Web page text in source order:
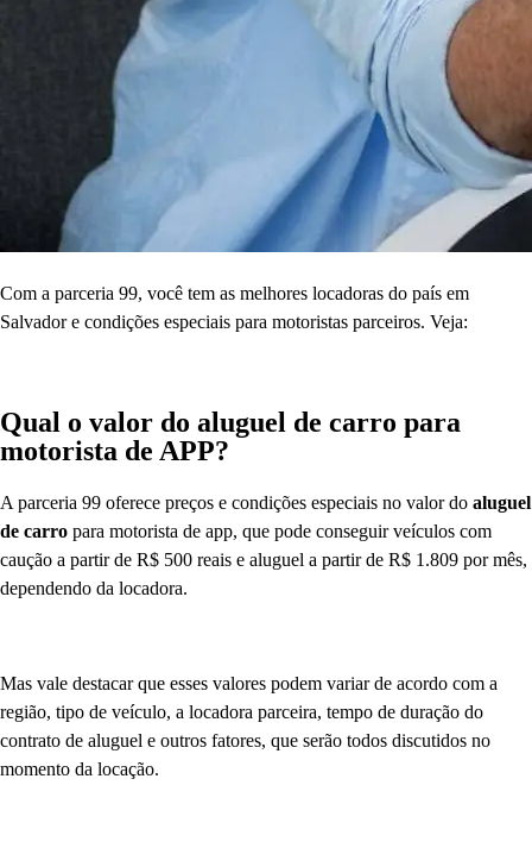
Com a parceria 99, você tem as melhores locadoras do país em
Salvador e condições especiais para motoristas parceiros. Veja:
Qual o valor do aluguel de carro para
motorista de APP?
A parceria 99 oferece preços e condições especiais no valor do aluguel
de carro para motorista de app, que pode conseguir veículos com
caução a partir de R$ 500 reais e aluguel a partir de R$ 1.809 por mês,
dependendo da locadora.
Mas vale destacar que esses valores podem variar de acordo com a
região, tipo de veículo, a locadora parceira, tempo de duração do
contrato de aluguel e outros fatores, que serão todos discutidos no
momento da locação.